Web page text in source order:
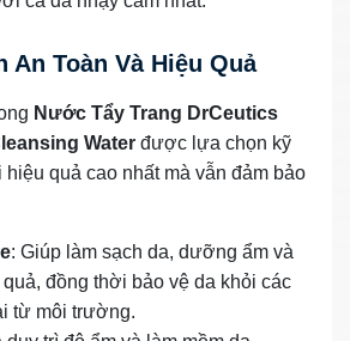
An Toàn Và Hiệu Quả
Nước Tẩy Trang DrCeutics
Water được lựa chọn kỹ
hiệu quả cao nhất mà vẫn đảm bảo
: Giúp làm sạch da, dưỡng ẩm và
quả, đồng thời bảo vệ da khỏi các
từ môi trường.